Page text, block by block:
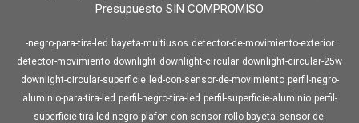
Presupuesto SIN COMPROMISO
-negro-para-tira-led bayeta-multiusos detector-de-movimiento-exterior
detector-movimiento downlight downlight-circular downlight-circular-25w
downlight-circular-superficie
led-con-sensor-de-movimiento perfil-negro-
aluminio-para-tira-led perfil-negro-tira-led perfil-superficie-aluminio perfil-
superficie-tira-led-negro plafon-con-sensor rollo-bayeta sensor-de-